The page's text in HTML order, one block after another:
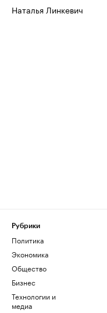
Наталья Линкевич
Рубрики
Политика
Экономика
Общество
Бизнес
Технологии и
медиа